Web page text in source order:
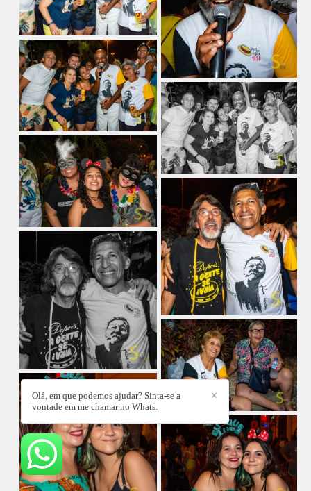
✕
Olá, em que podemos ajudar? Sinta-se a
vontade em me chamar no Whats.